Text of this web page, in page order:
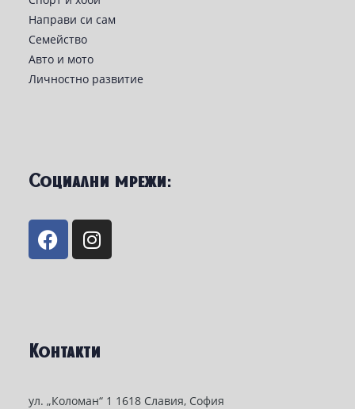
Направи си сам
Семейство
Авто и мото
Личностно развитие
Социални мрежи:
Контакти
ул. „Коломан“ 1 1618 Славия, София